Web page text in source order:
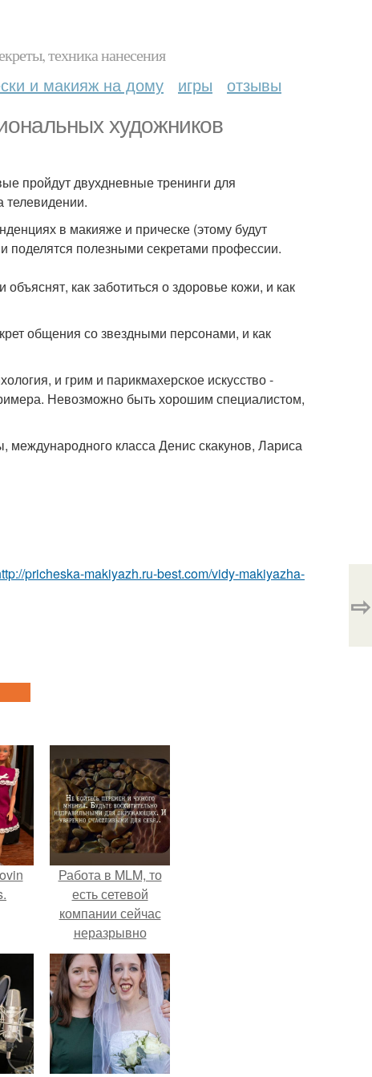
техника нанесения
и макияж на дому игры отзывы
художников
пройдут двухдневные тренинги для
в макияже и прическе (этому будут
поделятся полезными секретами профессии.
как заботиться о здоровье кожи, и как
общения со звездными персонами, и как
и грим и парикмахерское искусство -
Невозможно быть хорошим специалистом,
класса Денис скакунов, Лариса
pricheska-makiyazh.ru-best.com/vidy-makiyazha-
⇨
Работа в MLM, то
есть сетевой
компании сейчас
неразрывно
связана с создание
своего контента,
своей страницы в
соц сетях.